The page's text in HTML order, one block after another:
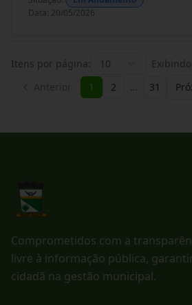
Data: 20/05/2026
Itens por página: 10 Exibindo
1 2 … 31
Comprometidos com a
livre à informação pública,
cidadã na gestão municipal.